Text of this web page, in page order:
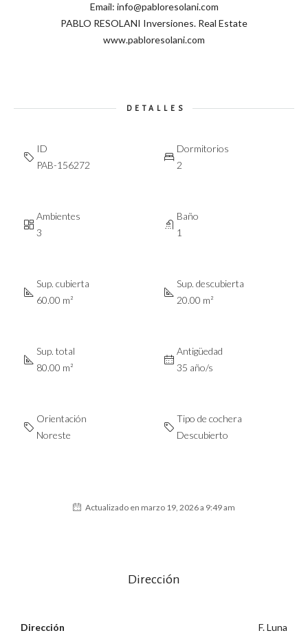
Email: info@pabloresolani.com
PABLO RESOLANI Inversiones. Real Estate
www.pabloresolani.com
DETALLES
ID
PAB-156272
Dormitorios
2
Ambientes
3
Baño
1
Sup. cubierta
60.00 m²
Sup. descubierta
20.00 m²
Sup. total
80.00 m²
Antigüedad
35 año/s
Orientación
Noreste
Tipo de cochera
Descubierto
Actualizado en marzo 19, 2026 a 9:49 am
Dirección
Dirección F. Luna